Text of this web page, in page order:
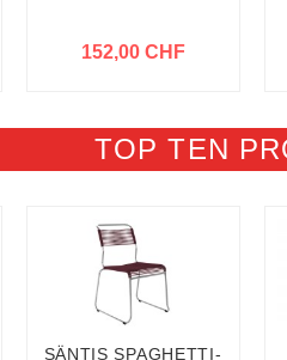
152,00 CHF
TOP TEN
SÄNTIS SPAGHETTI-